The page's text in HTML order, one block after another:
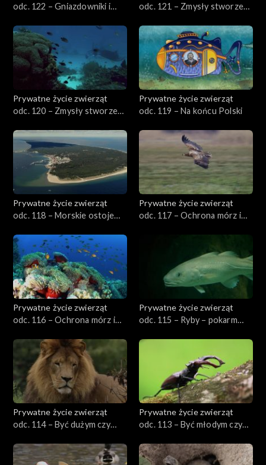
odc. 122 – Gniazdowniki i
odc. 121 – Zmysły stworzeń
Prywatne życie zwierząt
odc. 120 – Zmysły stworzeń
Prywatne życie zwierząt
odc. 119 – Na końcu Polski
Prywatne życie zwierząt
odc. 118 – Morskie ostoje
Prywatne życie zwierząt
odc. 117 – Ochrona mórz i
Prywatne życie zwierząt
odc. 116 – Ochrona mórz i
Prywatne życie zwierząt
odc. 115 – Ryby – pokarm
Prywatne życie zwierząt
odc. 114 – Być dużym czy
Prywatne życie zwierząt
odc. 113 – Być młodym czy